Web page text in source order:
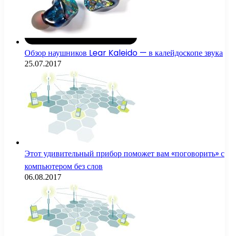
Обзор наушников Lear Kaleido — в калейдоскопе звука
25.07.2017
Этот удивительный прибор поможет вам «поговорить» с
компьютером без слов
06.08.2017